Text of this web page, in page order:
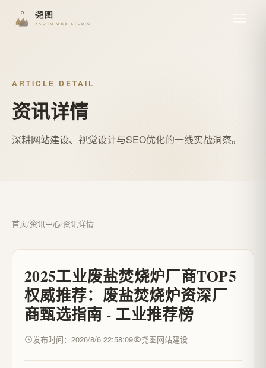
ARTICLE DETAIL
资讯详情
深耕网站建设、视觉设计与SEO优化的一线实战洞察。
首页/资讯中心/资讯详情
2025工业废盐焚烧炉厂商TOP5
权威推荐：废盐焚烧炉资深厂
商甄选指南 - 工业推荐榜
发布时间：2026/8/6 22:58:09 尧图网站建设